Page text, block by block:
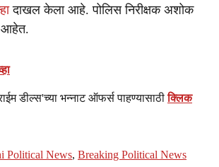
दाखल केला आहे. पोलिस निरीक्षक अशोक
आहेत.
डील्स'च्या भन्नाट ऑफर्स पाहण्यासाठीक्लिक
Political News, Breaking Political News